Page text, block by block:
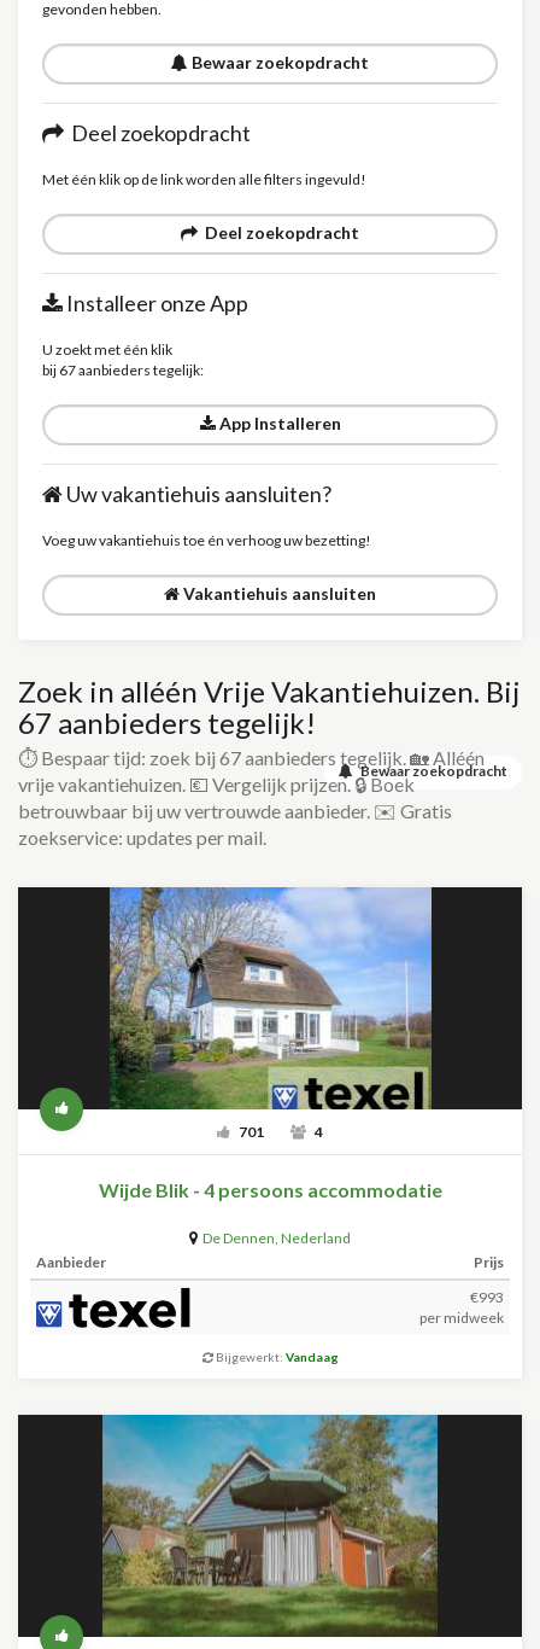
gevonden hebben.
Bewaar zoekopdracht
Deel zoekopdracht
Met één klik op de link worden alle filters ingevuld!
Deel zoekopdracht
Installeer onze App
U zoekt met één klik
bij 67 aanbieders tegelijk:
App Installeren
Uw vakantiehuis aansluiten?
Voeg uw vakantiehuis toe én verhoog uw bezetting!
Vakantiehuis aansluiten
Bewaar zoekopdracht
Zoek in alléén Vrije Vakantiehuizen. Bij
67 aanbieders tegelijk!
⏱️ Bespaar tijd: zoek bij 67 aanbieders tegelijk. 🏡 Alléén
vrije vakantiehuizen. 💶 Vergelijk prijzen. 🔒 Boek
betrouwbaar bij uw vertrouwde aanbieder. ✉️ Gratis
zoekservice: updates per mail.
701 4
Wijde Blik - 4 persoons accommodatie
De Dennen, Nederland
Aanbieder
Prijs
€993
per midweek
Bijgewerkt: Vandaag